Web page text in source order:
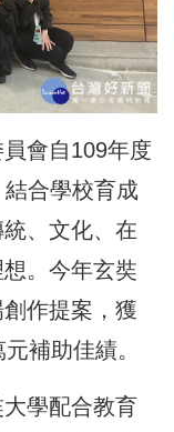
會自109年度
合學校育成
、文化、在
。今年玄奘
作提案，獲
補助佳績。
學配合教育